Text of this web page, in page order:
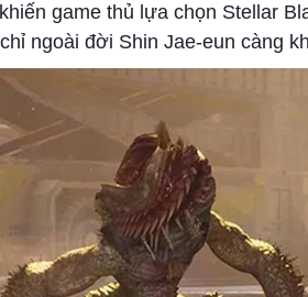
game thủ lựa chọn Stellar
ngoài đời Shin Jae-eun càng